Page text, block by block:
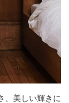
、美しい輝きに